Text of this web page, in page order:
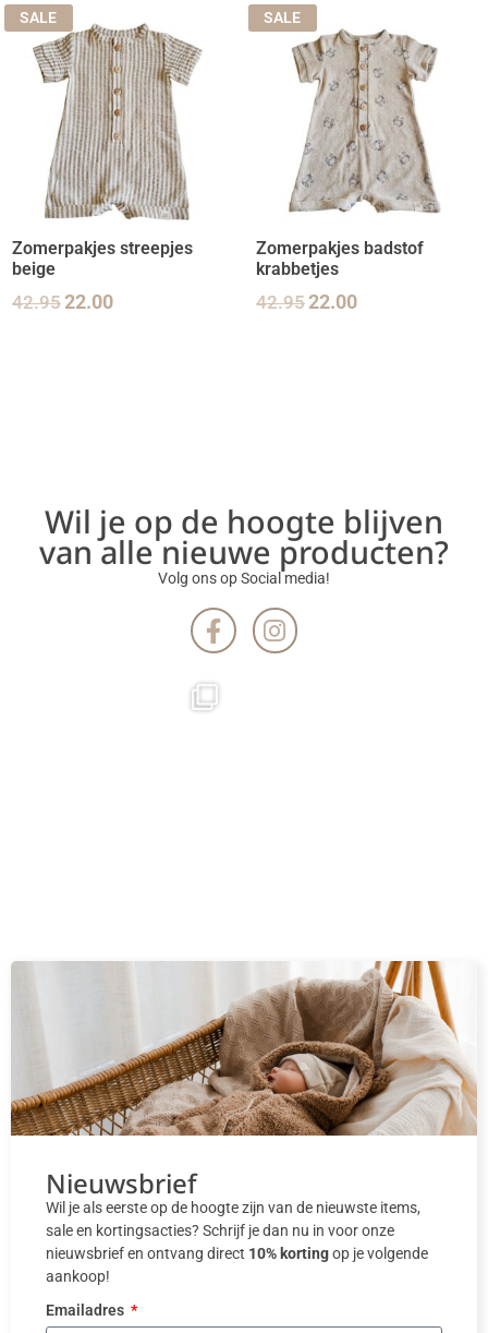
SALE
Zomerpakjes streepjes
beige
42.9522.00
SALE
Zomerpakjes badstof
krabbetjes
42.9522.00
Wil je op de hoogte blijven
van alle nieuwe producten?
Volg ons op Social media!
Nieuwsbrief
Wil je als eerste op de hoogte zijn van de nieuwste items,
sale en kortingsacties? Schrijf je dan nu in voor onze
nieuwsbrief en ontvang direct 10% kortingop je volgende
aankoop!
Emailadres